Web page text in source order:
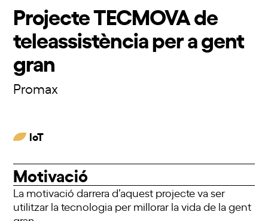
Projecte TECMOVA de
teleassistència per a gent
gran
Promax
IoT
Motivació
La motivació darrera d’aquest projecte va ser
utilitzar la tecnologia per millorar la vida de la gent